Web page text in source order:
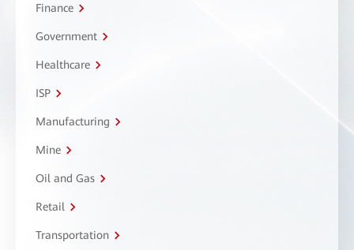
Finance
Government
Healthcare
ISP
Manufacturing
Mine
Oil and Gas
Retail
Transportation